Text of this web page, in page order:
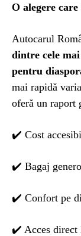
O alegere
Autocarul
dintre cele
pentru
mai rapidă
oferă un raport
✔️ Cost
✔️ Bagaj
✔️ Confort pe
✔️ Acces direct